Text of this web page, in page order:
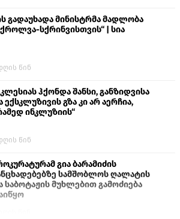
გადაუხადა მინისტრმა მადლობა
სქრინვისთვის“ | სია
წინ
ჰქონდა შანსი, განზიდვისა
ექსკლუზივის გზა კი არ აერჩია,
ინკლუზიის“
წინ
გია ბარამიძის
სამშობლოს ღალატის
საბოტაჟის მუხლებით გამოძიება